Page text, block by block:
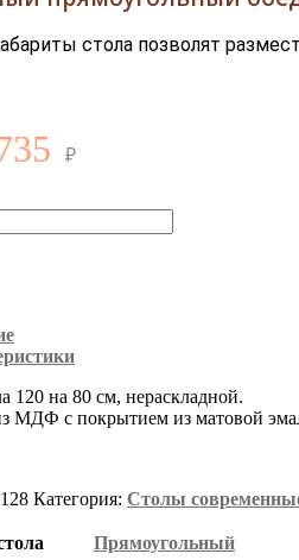
стола позволят
₽
120 на 80 см, нераскладной.
МДФ с покрытием из матовой
Категория: Столы
Прямоугольный